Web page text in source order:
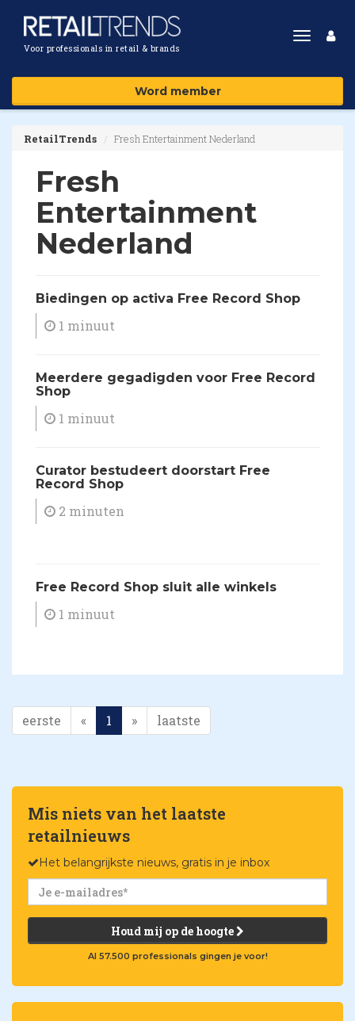
Voor professionals in retail & brands
Toggle
Word member
RetailTrends Fresh Entertainment Nederland
Fresh
Entertainment
Nederland
Biedingen op activa Free Record Shop
1 minuut
Meerdere gegadigden voor Free Record
Shop
1 minuut
Curator bestudeert doorstart Free
Record Shop
2 minuten
Free Record Shop sluit alle winkels
1 minuut
eerste « 1 » laatste
Mis niets van het laatste
retailnieuws
Het belangrijkste nieuws, gratis in je inbox
Houd mij op de hoogte
Al 57.500 professionals gingen je voor!